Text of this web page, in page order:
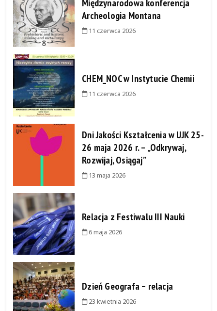
Międzynarodowa konferencja
Archeologia Montana
11 czerwca 2026
CHEM_NOC w Instytucie Chemii
11 czerwca 2026
Dni Jakości Kształcenia w UJK 25-
26 maja 2026 r. – „Odkrywaj,
Rozwijaj, Osiągaj”
13 maja 2026
Relacja z Festiwalu III Nauki
6 maja 2026
Dzień Geografa – relacja
23 kwietnia 2026